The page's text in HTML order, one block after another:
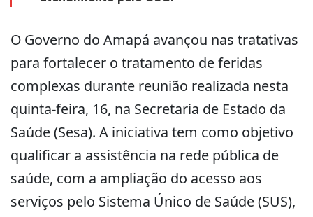
O Governo do Amapá avançou nas tratativas
para fortalecer o tratamento de feridas
complexas durante reunião realizada nesta
quinta-feira, 16, na Secretaria de Estado da
Saúde (Sesa). A iniciativa tem como objetivo
qualificar a assistência na rede pública de
saúde, com a ampliação do acesso aos
serviços pelo Sistema Único de Saúde (SUS),